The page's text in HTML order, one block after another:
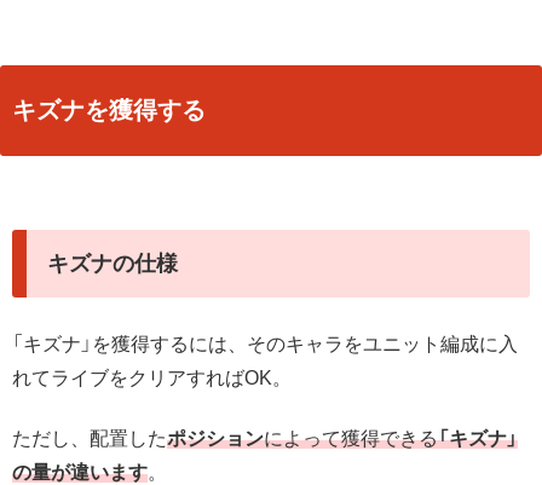
キズナを獲得する
キズナの仕様
「キズナ」を獲得するには、そのキャラをユニット編成に入
れてライブをクリアすればOK。
ただし、配置したポジションによって獲得できる「キズナ」
の量が違います。